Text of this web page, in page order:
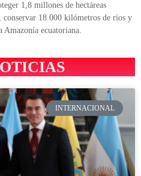
1,8 millones de hectáreas
conservar 18.000 kilómetros de ríos y
Amazonía ecuatoriana.
INTERNACIONAL